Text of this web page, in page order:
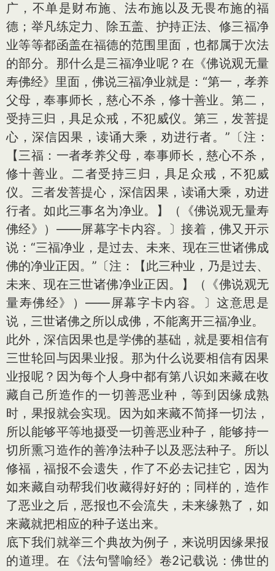
广，不单是财布施、法布施以及无畏布施的福
德；举凡练定力、除五盖、护持正法、修三福净
业等等都函盖在福德的范围里面，也都属于次法
的部分。那什么是三福净业呢？在《佛说观无量
寿佛经》里面，佛说三福净业就是：“第一，孝养
父母，奉事师长，慈心不杀，修十善业。第二，
受持三归，具足众戒，不犯威仪。第三，发菩提
心，深信因果，读诵大乘，劝进行者。”〔注：
【三福：一者孝养父母，奉事师长，慈心不杀，
修十善业。二者受持三归，具足众戒，不犯威
仪。三者发菩提心，深信因果，读诵大乘，劝进
行者。如此三事名为净业。】（《佛说观无量寿
佛经》）——屏幕字卡内容。〕接着，佛又开示
说：“三福净业，是过去、未来、现在三世诸佛成
佛的净业正因。”〔注：【此三种业，乃是过去、
未来、现在三世诸佛净业正因。】（《佛说观无
量寿佛经》）——屏幕字卡内容。〕这意思是
说，三世诸佛之所以成佛，不能离开三福净业。
此外，深信因果也是学佛的基础，就是要相信有
三世轮回与因果业报。那为什么说要相信有因果
业报呢？因为每个人身中都有第八识如来藏在收
藏自己所造作的一切善恶业种，等到因缘成熟
时，果报就会实现。因为如来藏不简择一切法，
所以能够平等地摄受一切善恶业种子，能够持一
切所熏习造作的善净法种子以及恶法种子。所以
修福，福报不会遗失，作了不必去记挂它，因为
如来藏自动帮我们收藏得好好的；同样的，造作
了恶业之后，恶报也不会流失，未来缘熟了，如
来藏就把相应的种子送出来。
底下我们就举三个典故为例子，来说明因缘果报
的道理。在《法句譬喻经》卷2记载说：佛世的